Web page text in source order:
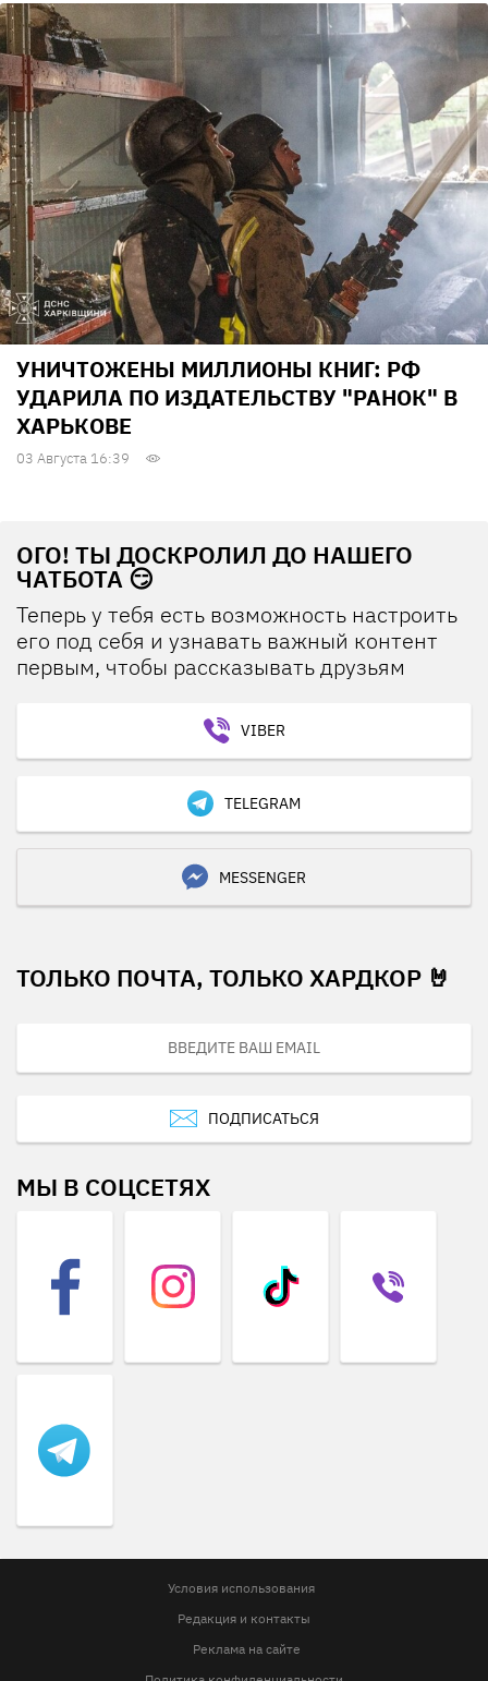
УНИЧТОЖЕНЫ МИЛЛИОНЫ КНИГ: РФ
УДАРИЛА ПО ИЗДАТЕЛЬСТВУ "РАНОК" В
ХАРЬКОВЕ
03 Августа 16:39
ОГО! ТЫ ДОСКРОЛИЛ ДО НАШЕГО
ЧАТБОТА 😏
Теперь у тебя есть возможность настроить
его под себя и узнавать важный контент
первым, чтобы рассказывать друзьям
VIBER
TELEGRAM
MESSENGER
ТОЛЬКО ПОЧТА, ТОЛЬКО ХАРДКОР 🤘
ПОДПИСАТЬСЯ
МЫ В СОЦСЕТЯХ
Условия использования
Редакция и контакты
Реклама на сайте